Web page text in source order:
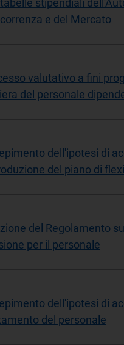
e del Mercato
valutativo a fini
del personale
dell'ipotesi di
del piano di
del Regolamento
per il personale
dell'ipotesi di
del personale